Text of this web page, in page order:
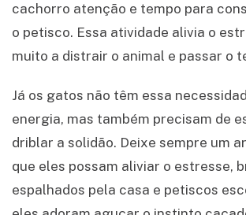
cachorro atenção e tempo para
o petisco. Essa atividade alivia o
muito a distrair o animal e passar o
Já os gatos não têm essa
energia, mas também precisam de
driblar a solidão. Deixe sempre um
que eles possam aliviar o estresse,
espalhados pela casa e petiscos